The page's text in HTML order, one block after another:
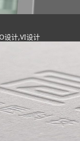
设计,VI设计